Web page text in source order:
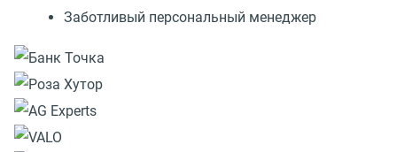
Заботливый персональный менеджер